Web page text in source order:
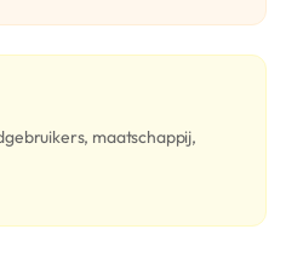
maatschappij,